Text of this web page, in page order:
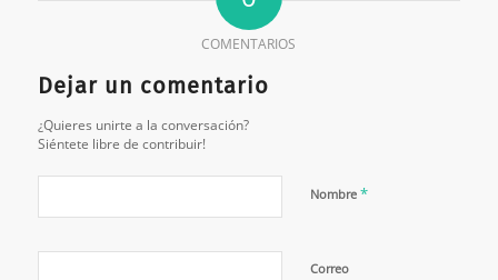
COMENTARIOS
Dejar un comentario
¿Quieres unirte a la conversación?
Siéntete libre de contribuir!
Nombre *
Correo